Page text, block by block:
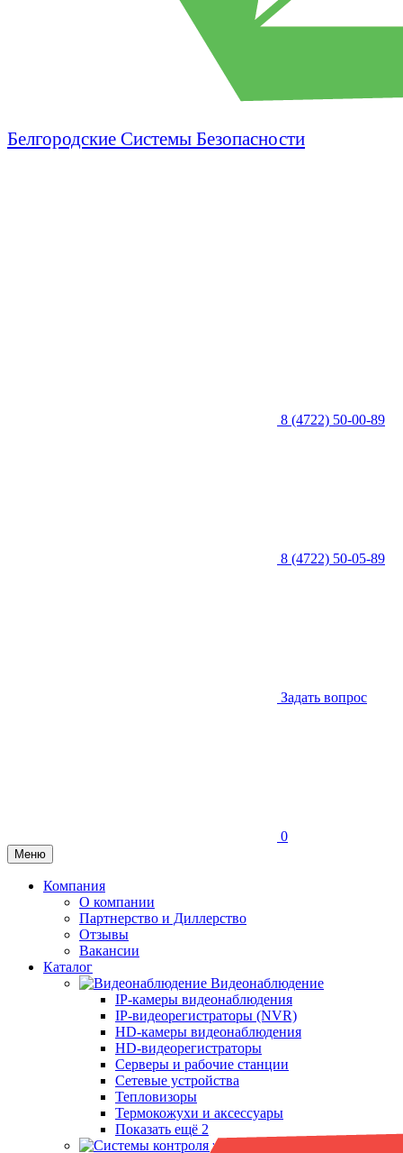
Белгородские Системы Безопасности
8 (4722) 50-00-89
8 (4722) 50-05-89
Задать вопрос
0
Меню
Компания
О компании
Партнерство и Диллерство
Отзывы
Вакансии
Каталог
Видеонаблюдение
IP-камеры видеонаблюдения
IP-видеорегистраторы (NVR)
HD-камеры видеонаблюдения
HD-видеорегистраторы
Серверы и рабочие станции
Сетевые устройства
Тепловизоры
Термокожухи и аксессуары
Показать ещё 2